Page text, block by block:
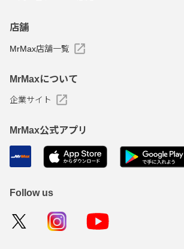
店舗
MrMax店舗一覧
MrMaxについて
企業サイト
MrMax公式アプリ
Follow us